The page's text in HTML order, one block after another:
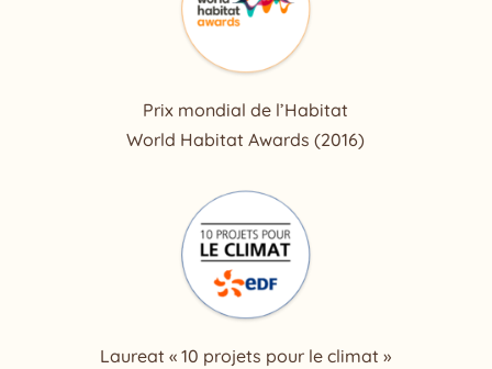
Prix mondial de l’Habitat
World Habitat Awards (2016)
Laureat « 10 projets pour le climat »